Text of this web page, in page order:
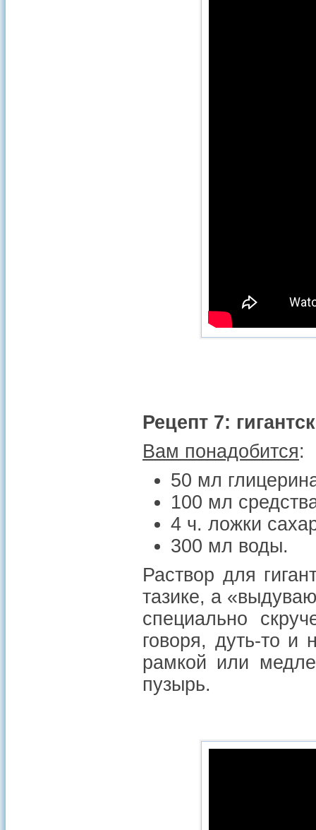
Рецепт 7:
Вам понадобится:
50 мл
100 мл
4 ч. ложки
300 мл воды.
Раствор для
тазике, а
специально
говоря, дуть-то и
рамкой или
пузырь.